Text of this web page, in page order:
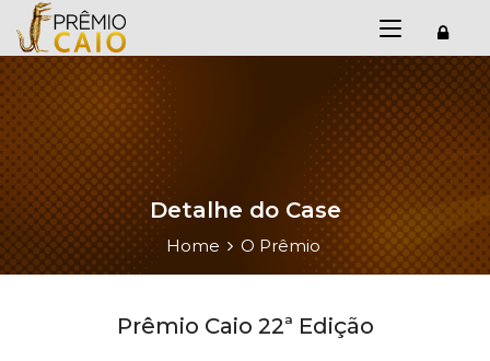
Detalhe do Case
Home O Prêmio
Prêmio Caio 22ª Edição